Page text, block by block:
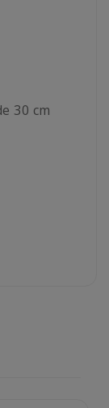
30 cm